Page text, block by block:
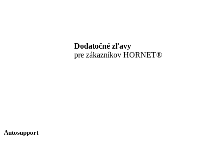
Dodatočné zľavy
pre zákazníkov HORNET®
Autosupport